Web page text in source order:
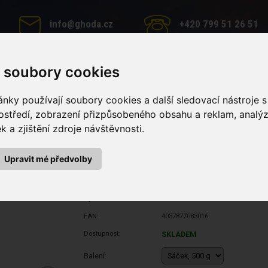
soubory cookies
používají soubory cookies a další sledovací nástroje
zobrazení přizpůsobeného obsahu a reklam,
a zjištění zdroje návštěvnosti.
Upravit mé předvolby
info@ghoda.cz +420 799 51 26 51
MINERÁLNÍ LIZY PÉČE O KONĚ KRMNÉ DOPLŇKY
EAN: 4037877083016
Dostupnost: SKLADEM
Balení: